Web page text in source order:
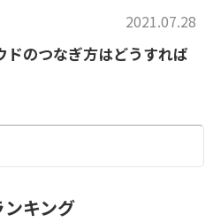
2021.07.28
のつなぎ方はどうすれば
ンキング